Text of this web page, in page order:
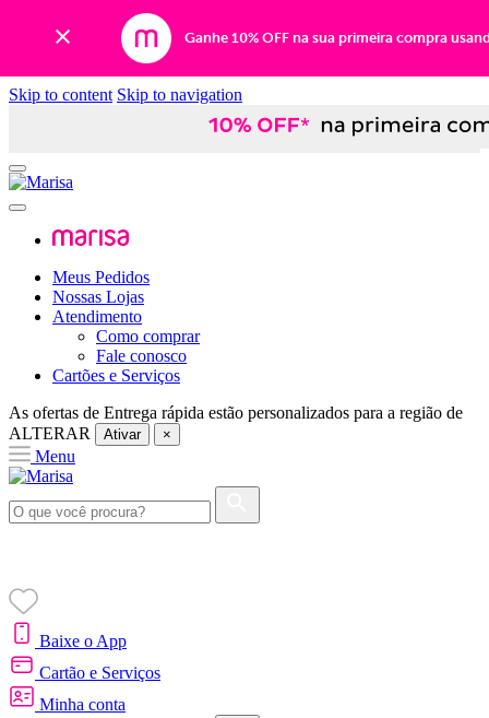
Ganhe 10% OFF na sua primeira compra
Skip to content Skip to navigation
Meus Pedidos
Nossas Lojas
Atendimento
Como comprar
Fale conosco
Cartões e Serviços
As ofertas de Entrega rápida estão personalizados para a região de
ALTERAR
Ativar ×
Menu
Baixe o App
Cartão e Serviços
Minha conta